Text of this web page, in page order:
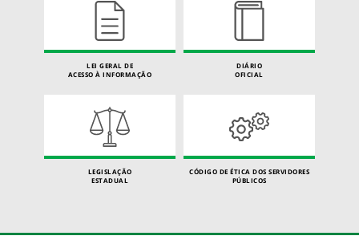
LEI GERAL DE
ACESSO À INFORMAÇÃO
DIÁRIO
OFICIAL
LEGISLAÇÃO
ESTADUAL
CÓDIGO DE ÉTICA DOS SERVIDORES
PÚBLICOS